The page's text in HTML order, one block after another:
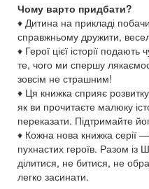
Чому варто придбати?
♦ Дитина на прикладі
справжньому дружити,
♦ Герої цієї історії
те, чого ми спершу
зовсім не страшним!
♦ Ця книжка сприяє
як ви прочитаєте малюку
переказати. Підтримайте
♦ Кожна нова книжка серії
пухнастих героїв. Разом із
ділитися, не битися, не
легко засинати.